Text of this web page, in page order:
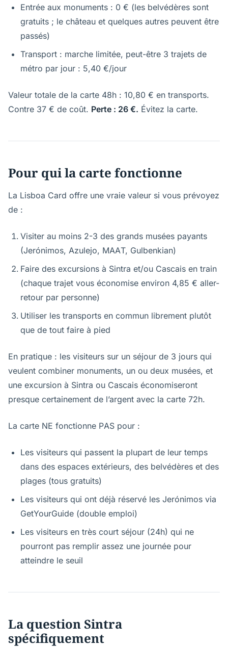
Entrée aux monuments : 0 € (les belvédères sont
gratuits ; le château et quelques autres peuvent être
passés)
Transport : marche limitée, peut-être 3 trajets de
métro par jour : 5,40 €/jour
Valeur totale de la carte 48h : 10,80 € en transports.
Contre 37 € de coût. Perte : 26 €. Évitez la carte.
Pour qui la carte fonctionne
La Lisboa Card offre une vraie valeur si vous prévoyez
de :
Visiter au moins 2-3 des grands musées payants
(Jerónimos, Azulejo, MAAT, Gulbenkian)
Faire des excursions à Sintra et/ou Cascais en train
(chaque trajet vous économise environ 4,85 € aller-
retour par personne)
Utiliser les transports en commun librement plutôt
que de tout faire à pied
En pratique : les visiteurs sur un séjour de 3 jours qui
veulent combiner monuments, un ou deux musées, et
une excursion à Sintra ou Cascais économiseront
presque certainement de l’argent avec la carte 72h.
La carte NE fonctionne PAS pour :
Les visiteurs qui passent la plupart de leur temps
dans des espaces extérieurs, des belvédères et des
plages (tous gratuits)
Les visiteurs qui ont déjà réservé les Jerónimos via
GetYourGuide (double emploi)
Les visiteurs en très court séjour (24h) qui ne
pourront pas remplir assez une journée pour
atteindre le seuil
La question Sintra
spécifiquement